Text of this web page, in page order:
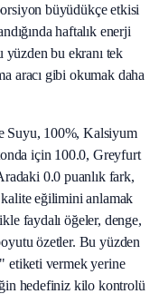
büyüdükçe etkisi
haftalık enerji
bu ekranı tek
aracı gibi okumak daha
Suyu, 100%, Kalsiyum
için 100.0, Greyfurt
0.0 puanlık fark,
kalite eğilimini anlamak
faydalı öğeler, denge,
özetler. Bu yüzden
etiketi vermek yerine
hedefiniz kilo kontrolü